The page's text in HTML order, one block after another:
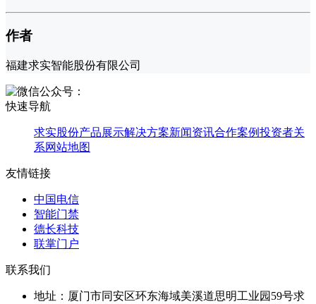
作者
福建求实智能股份有限公司
快速导航
求实股份产品展示解决方案新闻资讯合作案例投资者关
系网站地图
友情链接
中国电信
智能门禁
德长科技
联掌门户
联系我们
地址： 厦门市同安区环东海域美溪道思明工业园59号求